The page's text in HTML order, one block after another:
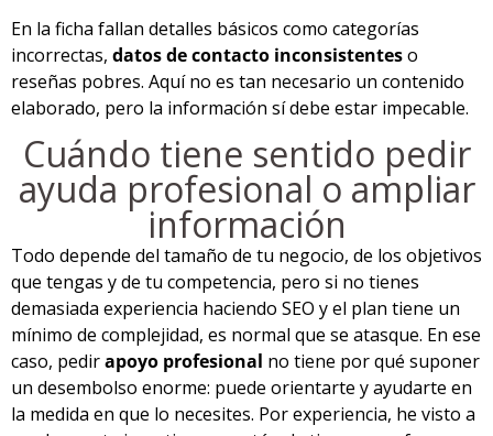
En la ficha fallan detalles básicos como categorías
incorrectas, datos de contacto inconsistenteso
reseñas pobres. Aquí no es tan necesario un contenido
elaborado, pero la información sí debe estar impecable.
Cuándo tiene sentido pedir
ayuda profesional o ampliar
información
Todo depende del tamaño de tu negocio, de los objetivos
que tengas y de tu competencia, pero si no tienes
demasiada experiencia haciendo SEO y el plan tiene un
mínimo de complejidad, es normal que se atasque. En ese
caso, pedirapoyo profesional no tiene por qué suponer
un desembolso enorme: puede orientarte y ayudarte en
la medida en que lo necesites. Por experiencia, he visto a